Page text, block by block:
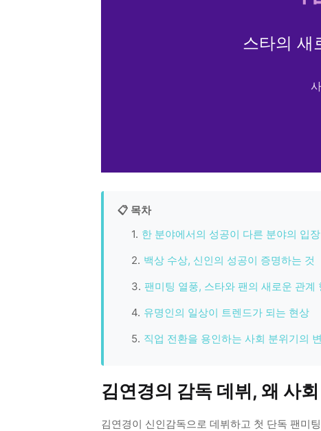
스타의 새
📋 목차
한 분야에서의 성공이 다른 분야의 입
백상 수상, 신인의 성공이 증명하는 것
팬미팅 열풍, 스타와 팬의 새로운 관계
유명인의 일상이 트렌드가 되는 현상
직업 전환을 용인하는 사회 분위기의
김연경의 감독 데뷔, 왜 사
김연경이 신인감독으로 데뷔하고 첫 단독 팬미